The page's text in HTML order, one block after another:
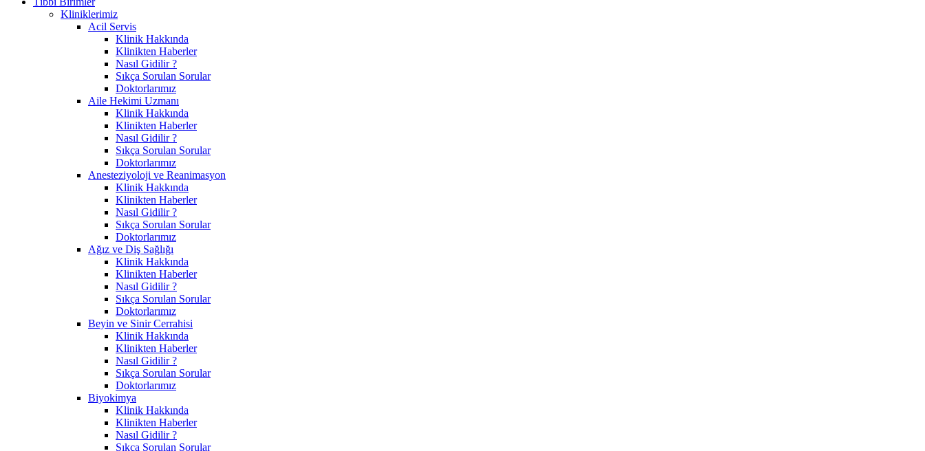
Kliniklerimiz
Acil Servis
Klinik Hakkında
Klinikten Haberler
Nasıl Gidilir ?
Sıkça Sorulan Sorular
Doktorlarımız
Aile Hekimi Uzmanı
Klinik Hakkında
Klinikten Haberler
Nasıl Gidilir ?
Sıkça Sorulan Sorular
Doktorlarımız
Anesteziyoloji ve Reanimasyon
Klinik Hakkında
Klinikten Haberler
Nasıl Gidilir ?
Sıkça Sorulan Sorular
Doktorlarımız
Ağız ve Diş Sağlığı
Klinik Hakkında
Klinikten Haberler
Nasıl Gidilir ?
Sıkça Sorulan Sorular
Doktorlarımız
Beyin ve Sinir Cerrahisi
Klinik Hakkında
Klinikten Haberler
Nasıl Gidilir ?
Sıkça Sorulan Sorular
Doktorlarımız
Biyokimya
Klinik Hakkında
Klinikten Haberler
Nasıl Gidilir ?
Sıkça Sorulan Sorular